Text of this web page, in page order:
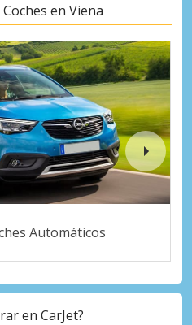
en Viena
Automáticos
en CarJet?